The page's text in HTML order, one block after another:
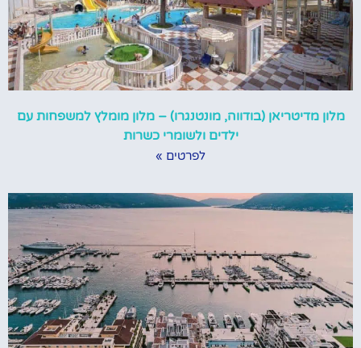
מלון מדיטריאן (בודווה, מונטנגרו) – מלון מומלץ למשפחות עם
ילדים ולשומרי כשרות
לפרטים »